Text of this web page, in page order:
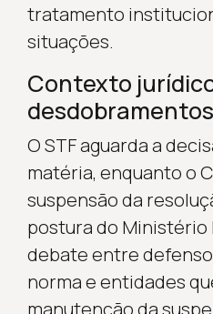
tratamento
situações.
Contexto
desdobramentos
O STF aguarda a
matéria, enquanto o
suspensão da
postura do Ministério
debate entre
norma e entidades
manutenção da